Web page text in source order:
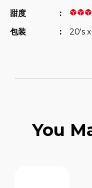
甜度
:
包装
: 20's
You